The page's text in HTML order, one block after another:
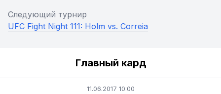
Следующий турнир
UFC Fight Night 111: Holm vs. Correia
Главный кард
11.06.2017 10:00